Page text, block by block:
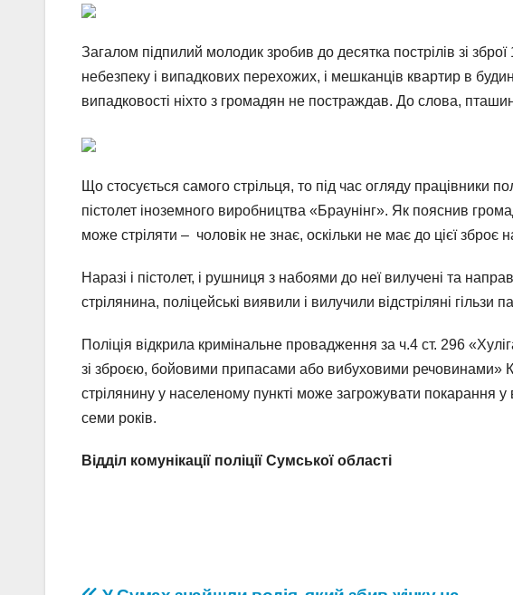
Загалом підпилий молодик зробив до десятка пострілів зі
небезпеку і випадкових перехожих, і мешканців квартир в
випадковості ніхто з громадян не постраждав. До слова,
Що стосується самого стрільця, то під час огляду працівники
пістолет іноземного виробництва «Браунінг». Як пояснив
може стріляти – чоловік не знає, оскільки не має до цієї зброє
Наразі і пістолет, і рушниця з набоями до неї вилучені та
стрілянина, поліцейські виявили і вилучили відстріляні гільзи
Поліція відкрила кримінальне провадження за ч.4 ст. 296
зі зброєю, бойовими припасами або вибуховими речовинами»
стрілянину у населеному пункті може загрожувати покарання у
семи років.
Відділ комунікації поліції Сумської області